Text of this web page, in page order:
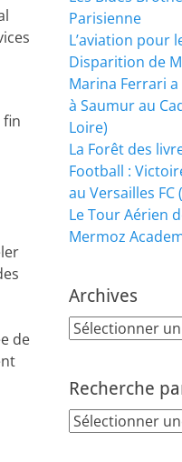
fin
de
Parisienne
L’aviation pour
Disparition de
Marina Ferrari
à Saumur au
Loire)
La Forêt des
Football :
au Versailles FC
Le Tour Aérien
Mermoz
Archives
Archives
Recherche
Recherche